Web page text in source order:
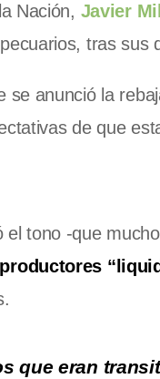
Nación, Javier
tras sus
se anunció la
de que
tono -que
que eran